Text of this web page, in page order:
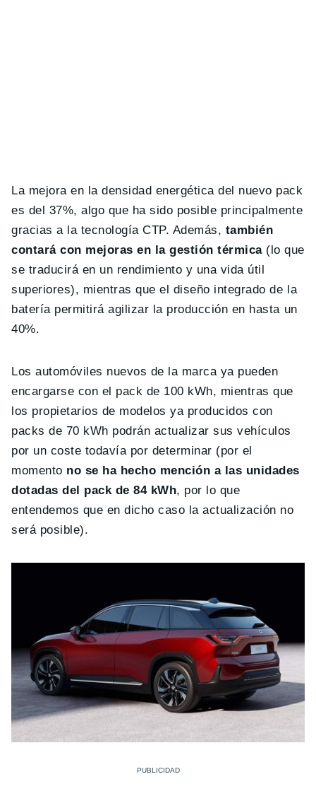
La mejora en la densidad energética del nuevo pack
es del 37%, algo que ha sido posible principalmente
gracias a la tecnología CTP. Además, también
contará con mejoras en la gestión térmica(lo que
se traducirá en un rendimiento y una vida útil
superiores), mientras que el diseño integrado de la
batería permitirá agilizar la producción en hasta un
40%.
Los automóviles nuevos de la marca ya pueden
encargarse con el pack de 100 kWh, mientras que
los propietarios de modelos ya producidos con
packs de 70 kWh podrán actualizar sus vehículos
por un coste todavía por determinar (por el
momento no se ha hecho mención a las unidades
dotadas del pack de 84 kWh, por lo que
entendemos que en dicho caso la actualización no
será posible).